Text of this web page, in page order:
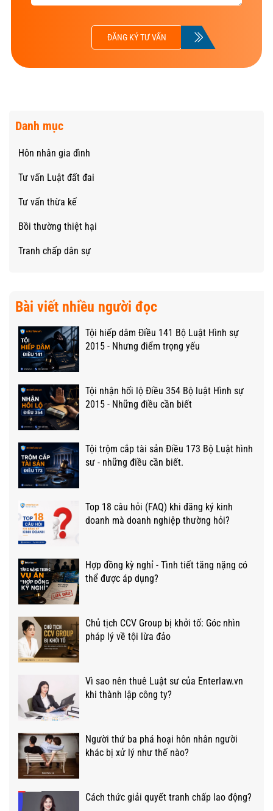
ĐĂNG KÝ TƯ VẤN
Danh mục
Hôn nhân gia đình
Tư vấn Luật đất đai
Tư vấn thừa kế
Bồi thường thiệt hại
Tranh chấp dân sự
Bài viết nhiều người đọc
Tội hiếp dâm Điều 141 Bộ Luật Hình sự
2015 - Nhưng điểm trọng yếu
Tội nhận hối lộ Điều 354 Bộ luật Hình sự
2015 - Những điều cần biết
Tội trộm cắp tài sản Điều 173 Bộ Luật hình
sư - những điều cần biết.
Top 18 câu hỏi (FAQ) khi đăng ký kinh
doanh mà doanh nghiệp thường hỏi?
Hợp đồng kỳ nghỉ - Tình tiết tăng nặng có
thể được áp dụng?
Chủ tịch CCV Group bị khởi tố: Góc nhìn
pháp lý về tội lừa đảo
Vì sao nên thuê Luật sư của Enterlaw.vn
khi thành lập công ty?
Người thứ ba phá hoại hôn nhân người
khác bị xử lý như thế nào?
Cách thức giải quyết tranh chấp lao động?